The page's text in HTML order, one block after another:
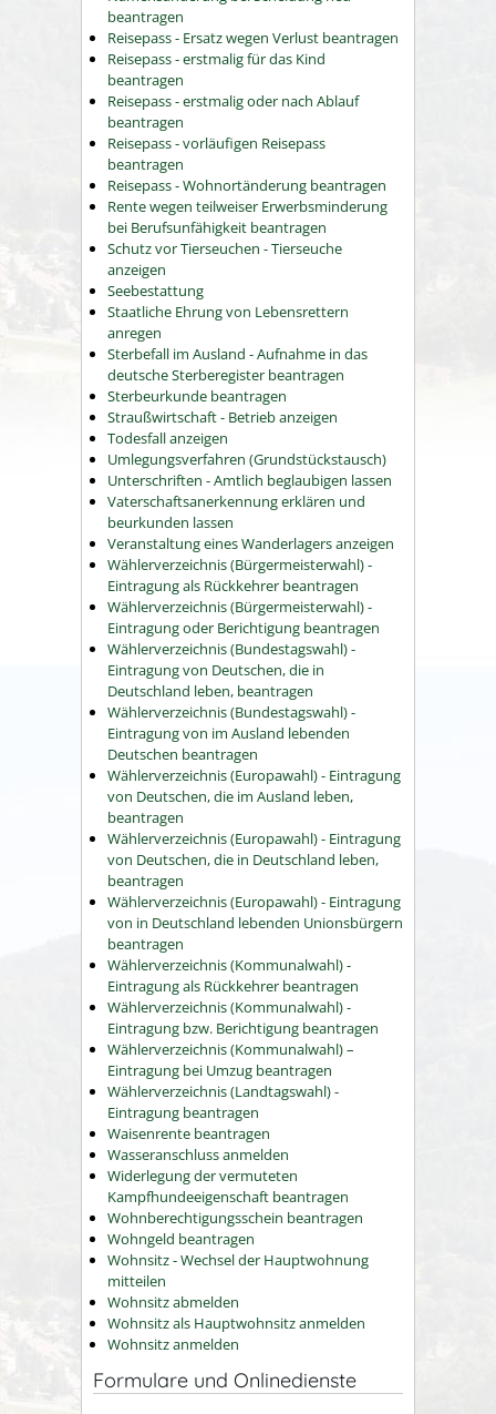
beantragen
Reisepass - Ersatz wegen Verlust beantragen
Reisepass - erstmalig für das Kind
beantragen
Reisepass - erstmalig oder nach Ablauf
beantragen
Reisepass - vorläufigen Reisepass
beantragen
Reisepass - Wohnortänderung beantragen
Rente wegen teilweiser Erwerbsminderung
bei Berufsunfähigkeit beantragen
Schutz vor Tierseuchen - Tierseuche
anzeigen
Seebestattung
Staatliche Ehrung von Lebensrettern
anregen
Sterbefall im Ausland - Aufnahme in das
deutsche Sterberegister beantragen
Sterbeurkunde beantragen
Straußwirtschaft - Betrieb anzeigen
Todesfall anzeigen
Umlegungsverfahren (Grundstückstausch)
Unterschriften - Amtlich beglaubigen lassen
Vaterschaftsanerkennung erklären und
beurkunden lassen
Veranstaltung eines Wanderlagers anzeigen
Wählerverzeichnis (Bürgermeisterwahl) -
Eintragung als Rückkehrer beantragen
Wählerverzeichnis (Bürgermeisterwahl) -
Eintragung oder Berichtigung beantragen
Wählerverzeichnis (Bundestagswahl) -
Eintragung von Deutschen, die in
Deutschland leben, beantragen
Wählerverzeichnis (Bundestagswahl) -
Eintragung von im Ausland lebenden
Deutschen beantragen
Wählerverzeichnis (Europawahl) - Eintragung
von Deutschen, die im Ausland leben,
beantragen
Wählerverzeichnis (Europawahl) - Eintragung
von Deutschen, die in Deutschland leben,
beantragen
Wählerverzeichnis (Europawahl) - Eintragung
von in Deutschland lebenden Unionsbürgern
beantragen
Wählerverzeichnis (Kommunalwahl) -
Eintragung als Rückkehrer beantragen
Wählerverzeichnis (Kommunalwahl) -
Eintragung bzw. Berichtigung beantragen
Wählerverzeichnis (Kommunalwahl) –
Eintragung bei Umzug beantragen
Wählerverzeichnis (Landtagswahl) -
Eintragung beantragen
Waisenrente beantragen
Wasseranschluss anmelden
Widerlegung der vermuteten
Kampfhundeeigenschaft beantragen
Wohnberechtigungsschein beantragen
Wohngeld beantragen
Wohnsitz - Wechsel der Hauptwohnung
mitteilen
Wohnsitz abmelden
Wohnsitz als Hauptwohnsitz anmelden
Wohnsitz anmelden
Formulare und Onlinedienste